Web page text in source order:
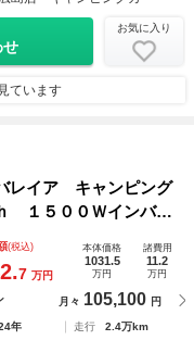
せ
お気に入り
ています
レイア キャンピング
１５００Ｗインバー
充電 電子レンジ Ｆ
Ｓ ナビ ＥＴＣ シン
(税込)
7 万円
本体価格
1031.5
万円
諸費用
11.2
万円
月々 105,100 円
年 走行
2.4万km